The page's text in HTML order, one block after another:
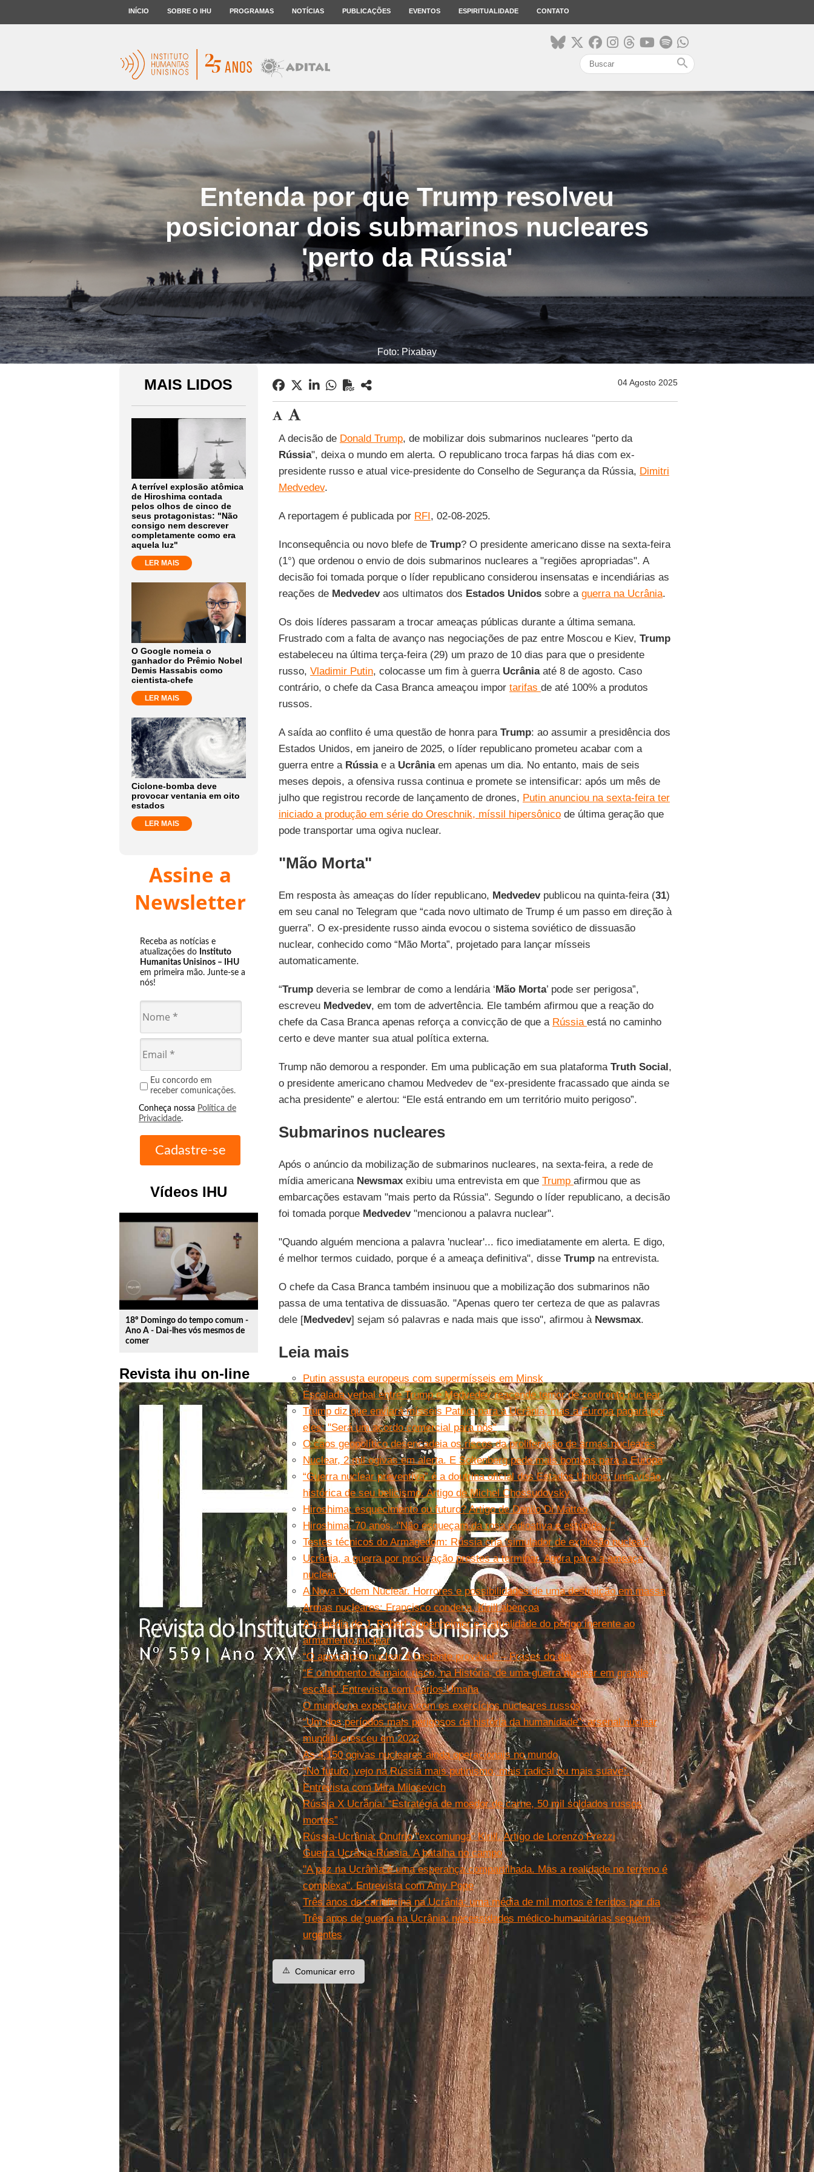
INÍCIO SOBRE O IHU PROGRAMAS NOTÍCIAS PUBLICAÇÕES EVENTOS ESPIRITUALIDADE CONTATO
search
Entenda por que Trump resolveu
posicionar dois submarinos nucleares
'perto da Rússia'
Foto: Pixabay
MAIS LIDOS
A terrível explosão atômica
de Hiroshima contada
pelos olhos de cinco de
seus protagonistas: "Não
consigo nem descrever
completamente como era
aquela luz"
LER MAIS
O Google nomeia o
ganhador do Prêmio Nobel
Demis Hassabis como
cientista-chefe
LER MAIS
Ciclone-bomba deve
provocar ventania em oito
estados
LER MAIS
Assine a
Newsletter
Receba as notícias e
atualizações do Instituto
Humanitas Unisinos – IHU
em primeira mão. Junte-se a
nós!
Eu concordo em
receber comunicações.
Conheça nossa Política de
Privacidade.
Vídeos IHU
play_circle_outline
18º Domingo do tempo comum -
Ano A - Dai-lhes vós mesmos de
comer
Revista ihu on-line
04 Agosto 2025
A decisão de Donald Trump, de mobilizar dois submarinos nucleares "perto da
Rússia", deixa o mundo em alerta. O republicano troca farpas há dias com ex-
presidente russo e atual vice-presidente do Conselho de Segurança da Rússia, Dimitri
Medvedev.
A reportagem é publicada por RFI, 02-08-2025.
Inconsequência ou novo blefe de Trump? O presidente americano disse na sexta-feira
(1°) que ordenou o envio de dois submarinos nucleares a "regiões apropriadas". A
decisão foi tomada porque o líder republicano considerou insensatas e incendiárias as
reações de Medvedevaos ultimatos dos Estados Unidossobre a guerra na Ucrânia.
Os dois líderes passaram a trocar ameaças públicas durante a última semana.
Frustrado com a falta de avanço nas negociações de paz entre Moscou e Kiev, Trump
estabeleceu na última terça-feira (29) um prazo de 10 dias para que o presidente
russo, Vladimir Putin, colocasse um fim à guerra Ucrâniaaté 8 de agosto. Caso
contrário, o chefe da Casa Branca ameaçou impor tarifas de até 100% a produtos
russos.
A saída ao conflito é uma questão de honra para Trump: ao assumir a presidência dos
Estados Unidos, em janeiro de 2025, o líder republicano prometeu acabar com a
guerra entre a Rússiae a Ucrâniaem apenas um dia. No entanto, mais de seis
meses depois, a ofensiva russa continua e promete se intensificar: após um mês de
julho que registrou recorde de lançamento de drones, Putin anunciou na sexta-feira ter
iniciado a produção em série do Oreschnik, míssil hipersônicode última geração que
pode transportar uma ogiva nuclear.
"Mão Morta"
Em resposta às ameaças do líder republicano, Medvedevpublicou na quinta-feira (31)
em seu canal no Telegram que “cada novo ultimato de Trump é um passo em direção à
guerra”. O ex-presidente russo ainda evocou o sistema soviético de dissuasão
nuclear, conhecido como “Mão Morta”, projetado para lançar mísseis
automaticamente.
“Trumpdeveria se lembrar de como a lendária ‘Mão Morta’ pode ser perigosa”,
escreveu Medvedev, em tom de advertência. Ele também afirmou que a reação do
chefe da Casa Branca apenas reforça a convicção de que a Rússia está no caminho
certo e deve manter sua atual política externa.
Trump não demorou a responder. Em uma publicação em sua plataforma Truth Social,
o presidente americano chamou Medvedev de “ex-presidente fracassado que ainda se
acha presidente” e alertou: “Ele está entrando em um território muito perigoso”.
Submarinos nucleares
Após o anúncio da mobilização de submarinos nucleares, na sexta-feira, a rede de
mídia americana Newsmaxexibiu uma entrevista em que Trump afirmou que as
embarcações estavam "mais perto da Rússia". Segundo o líder republicano, a decisão
foi tomada porque Medvedev"mencionou a palavra nuclear".
"Quando alguém menciona a palavra 'nuclear'... fico imediatamente em alerta. E digo,
é melhor termos cuidado, porque é a ameaça definitiva", disse Trumpna entrevista.
O chefe da Casa Branca também insinuou que a mobilização dos submarinos não
passa de uma tentativa de dissuasão. "Apenas quero ter certeza de que as palavras
dele [Medvedev] sejam só palavras e nada mais que isso", afirmou à Newsmax.
Leia mais
Putin assusta europeus com supermísseis em Minsk
Escalada verbal entre Trump e Medvedev reacende temor de confronto nuclear
Trump diz que enviará mísseis Patriot para a Ucrânia, mas a Europa pagará por
eles: "Será um acordo comercial para nós"
O caos geopolítico desencadeia os riscos da proliferação de armas nucleares
Nuclear, 2 mil ogivas em alerta. E Soltenberg pede mais bombas para a Europa
“Guerra nuclear preventiva” é a doutrina oficial dos Estados Unidos: uma visão
histórica de seu belicismo. Artigo de Michel Chossudovsky
Hiroshima: esquecimento ou futuro? Artigo de Danilo Di Matteo
Hiroshima, 70 anos. "Não esqueçam da rosa radioativa e estúpida..."
Testes técnicos do Armagedom: Rússia cria ‘simulador de explosão nuclear’
Ucrânia, a guerra por procuração prestes a terminar. Agora paira a ameaça
nuclear
A Nova Ordem Nuclear. Horrores e possibilidades de uma destruição em massa
Armas nucleares: Francisco condena, Kirill abençoa
A tragédia de J. Robert Oppenheimer e a atualidade do perigo inerente ao
armamento nuclear
“O apocalipse nuclear é bastante provável” – Frases do dia
“É o momento de maior risco, na História, de uma guerra nuclear em grande
escala”. Entrevista com Carlos Umaña
O mundo na expectativa com os exercícios nucleares russos
“Um dos períodos mais perigosos da história da humanidade”: arsenal nuclear
mundial cresceu em 2022
As 4.150 ogivas nucleares ainda operacionais no mundo
“No futuro, vejo na Rússia mais putinismo, mais radical ou mais suave”.
Entrevista com Mira Milosevich
Rússia X Ucrânia. “Estratégia de moedor de carne, 50 mil soldados russos
mortos”
Rússia-Ucrânia: Onufrio "excomunga" Kirill. Artigo de Lorenzo Prezzi
Guerra Ucrânia-Rússia. A batalha no campo
"A paz na Ucrânia é uma esperança compartilhada. Mas a realidade no terreno é
complexa". Entrevista com Amy Pope
Três anos de carnificina na Ucrânia: uma média de mil mortos e feridos por dia
Três anos de guerra na Ucrânia: necessidades médico-humanitárias seguem
urgentes
⚠️ Comunicar erro